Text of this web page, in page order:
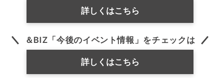
詳しくはこちら
＆BIZ「今後のイベント情報」をチェックは
詳しくはこちら